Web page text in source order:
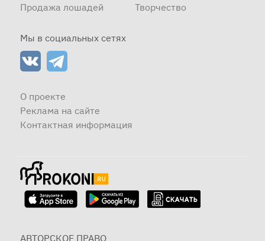
Продажа лошадей
Творчество
Мы в социальных сетях
О проекте
Реклама на сайте
Контактная информация
АВТОРСКОЕ ПРАВО